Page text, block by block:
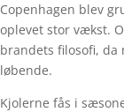
Copenhagen blev
oplevet stor vækst.
brandets filosofi,
løbende.
Kjolerne fås i